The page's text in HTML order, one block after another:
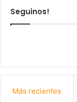
Seguinos!
Más recientes